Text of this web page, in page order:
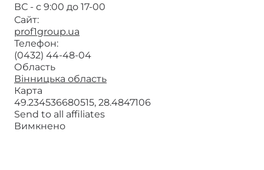
ВС - с 9:00 до 17-00
Сайт:
prof1group.ua
Телефон:
(0432) 44-48-04
Область
Вінницька область
Карта
49.234536680515, 28.4847106
Send to all affiliates
Вимкнено